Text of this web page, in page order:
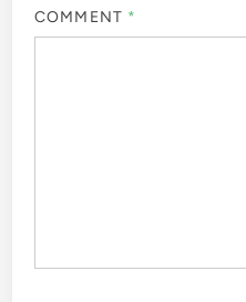
COMMENT *